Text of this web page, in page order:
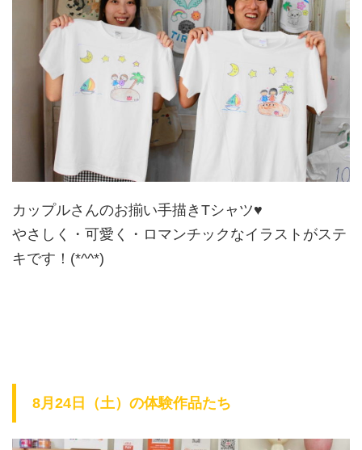
カップルさんのお揃い手描きTシャツ♥
やさしく・可愛く・ロマンチックなイラストがステ
キです！(*^^*)
8月24日（土）の体験作品たち